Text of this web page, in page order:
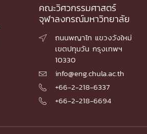
คณะวิศวกรรมศาสตร์
จุฬาลงกรณ์มหาวิทยาลัย

ถนนพญาไท แขวงวังใหม่
เขตปทุมวัน กรุงเทพฯ
10330
 info@eng.chula.ac.th
 +66-2-218-6337
 +66-2-218-6694